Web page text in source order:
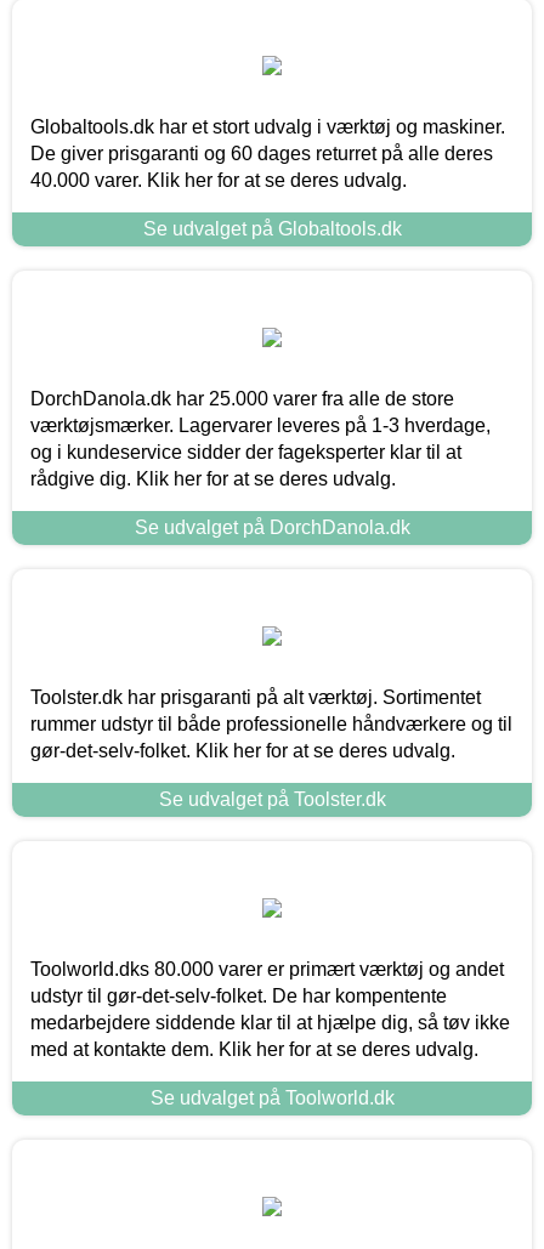
Globaltools.dk har et stort udvalg i værktøj og maskiner.
De giver prisgaranti og 60 dages returret på alle deres
40.000 varer. Klik her for at se deres udvalg.
Se udvalget på Globaltools.dk
DorchDanola.dk har 25.000 varer fra alle de store
værktøjsmærker. Lagervarer leveres på 1-3 hverdage,
og i kundeservice sidder der fageksperter klar til at
rådgive dig. Klik her for at se deres udvalg.
Se udvalget på DorchDanola.dk
Toolster.dk har prisgaranti på alt værktøj. Sortimentet
rummer udstyr til både professionelle håndværkere og til
gør-det-selv-folket. Klik her for at se deres udvalg.
Se udvalget på Toolster.dk
Toolworld.dks 80.000 varer er primært værktøj og andet
udstyr til gør-det-selv-folket. De har kompentente
medarbejdere siddende klar til at hjælpe dig, så tøv ikke
med at kontakte dem. Klik her for at se deres udvalg.
Se udvalget på Toolworld.dk